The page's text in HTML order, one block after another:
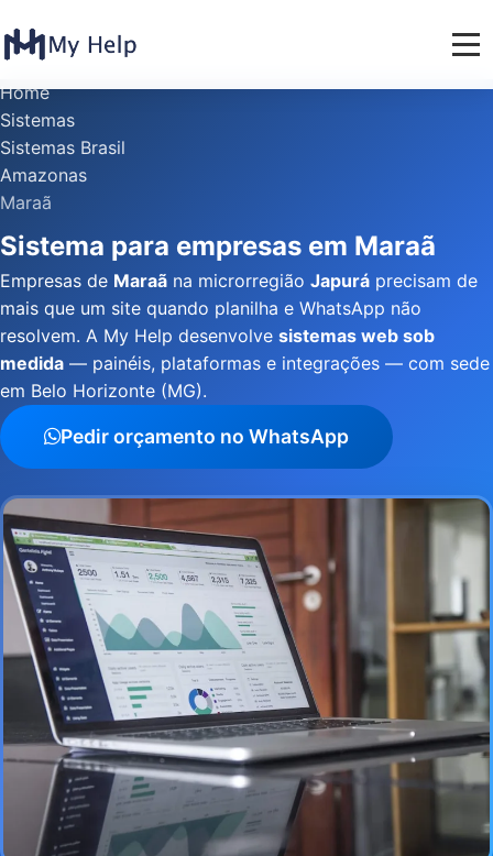
Home
Sistemas
Sistemas Brasil
Amazonas
Maraã
Sistema para empresas em Maraã
Empresas de Maraã na microrregião Japurá precisam de
mais que um site quando planilha e WhatsApp não
resolvem. A My Help desenvolve sistemas web sob
medida — painéis, plataformas e integrações — com sede
em Belo Horizonte (MG).
Pedir orçamento no WhatsApp